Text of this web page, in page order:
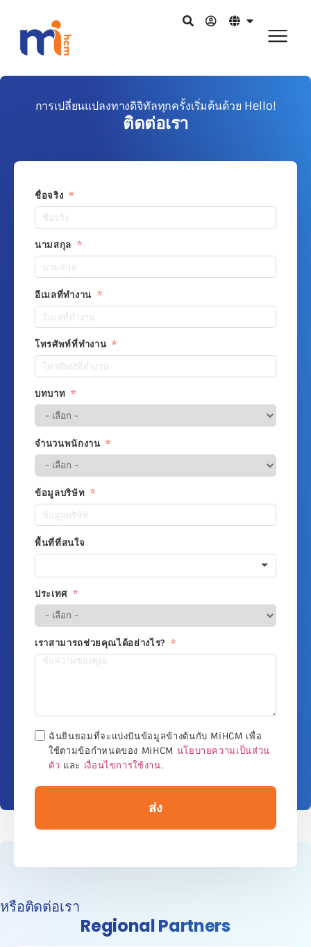
การเปลี่ยนแปลงทางดิจิทัลทุกครั้งเริ่มต้นด้วย Hello!
ติดต่อเรา
ชื่อจริง
นามสกุล
อีเมลที่ทำงาน
โทรศัพท์ที่ทำงาน
บทบาท
จำนวนพนักงาน
ข้อมูลบริษัท
พื้นที่ที่สนใจ
ประเทศ
เราสามารถช่วยคุณได้อย่างไร?
ฉันยินยอมที่จะแบ่งปันข้อมูลข้างต้นกับ MiHCM เพื่อ
ใช้ตามข้อกำหนดของ MiHCM นโยบายความเป็นส่วน
ตัว และ เงื่อนไขการใช้งาน.
ส่ง
หรือติดต่อเรา
Regional Partners